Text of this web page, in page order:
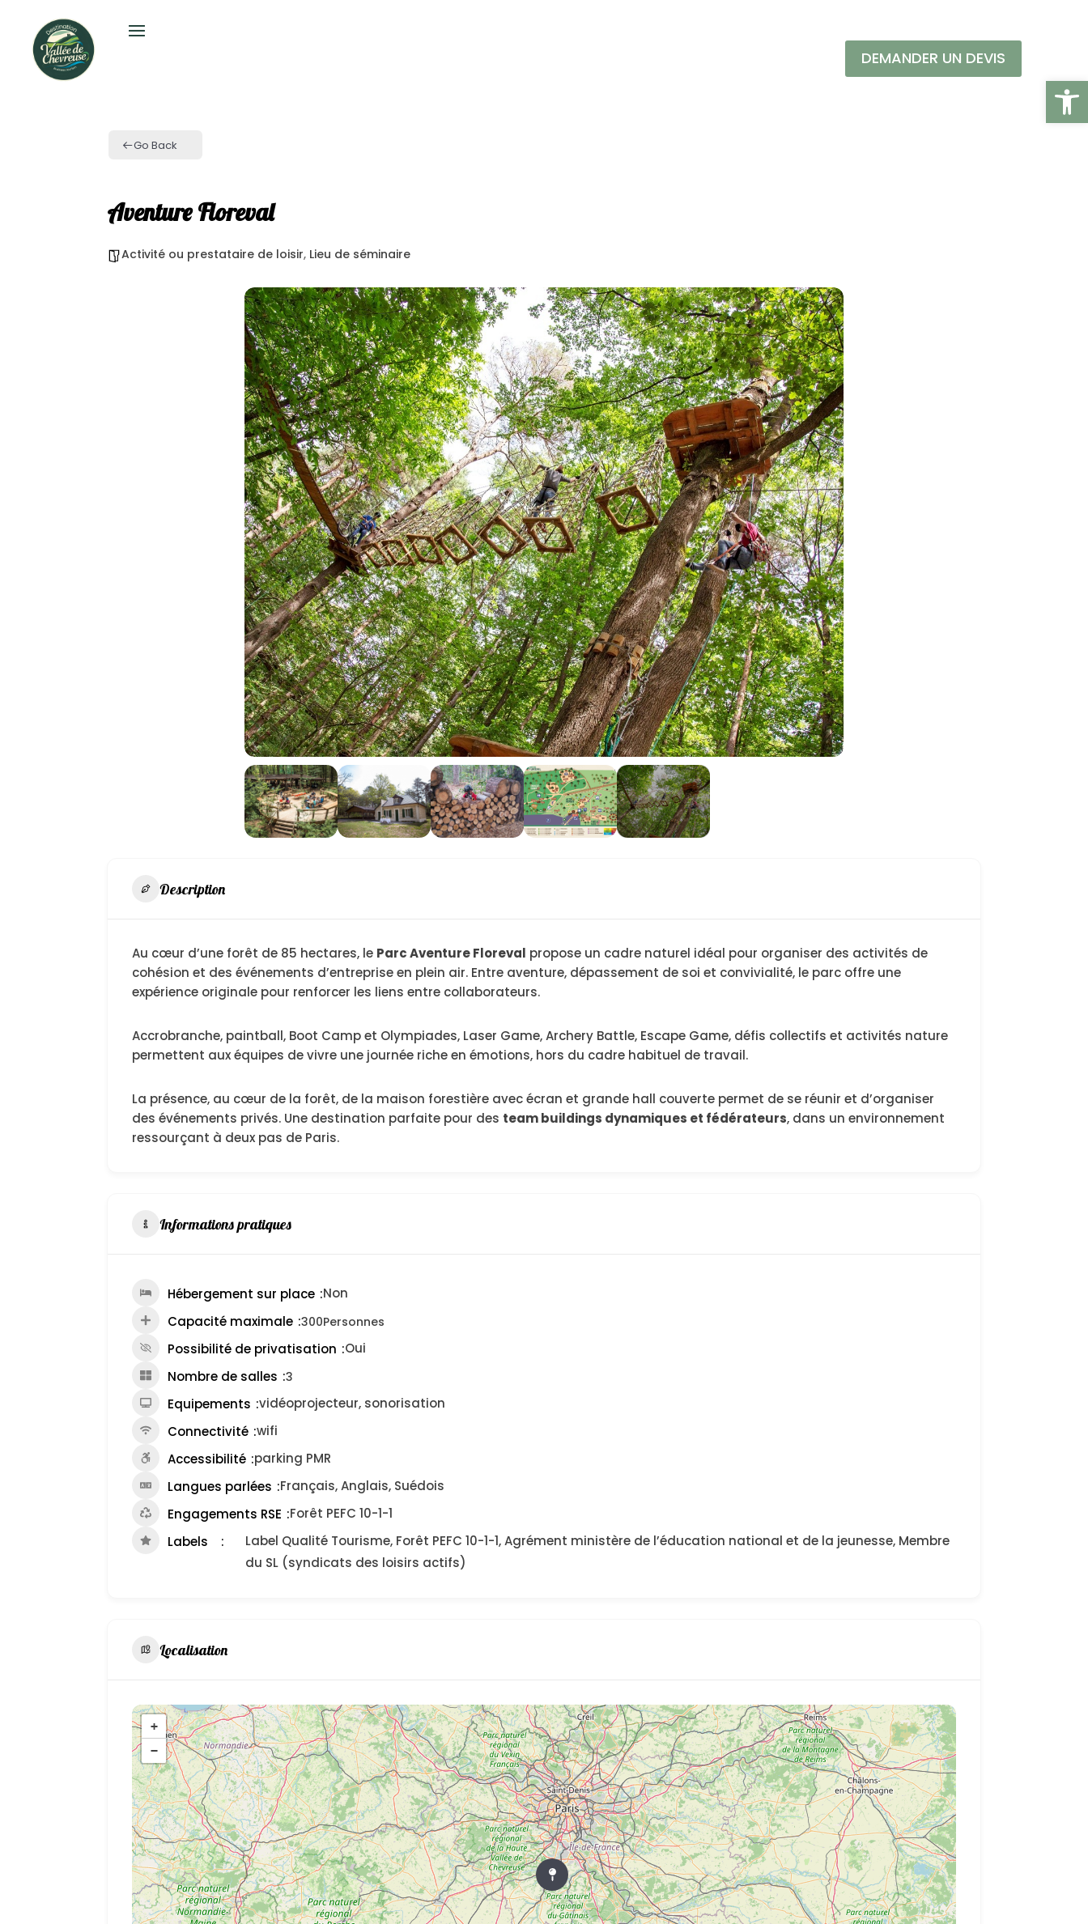
Ouvrir
DEMANDER UN DEVIS
Go Back
Aventure Floreval
Activité ou prestataire de loisir, Lieu de séminaire
Description
Au cœur d’une forêt de 85 hectares, le Parc Aventure Floreval propose un cadre naturel idéal pour organiser des activités de
cohésion et des événements d’entreprise en plein air. Entre aventure, dépassement de soi et convivialité, le parc offre une
expérience originale pour renforcer les liens entre collaborateurs.
Accrobranche, paintball, Boot Camp et Olympiades, Laser Game, Archery Battle, Escape Game, défis collectifs et activités nature
permettent aux équipes de vivre une journée riche en émotions, hors du cadre habituel de travail.
La présence, au cœur de la forêt, de la maison forestière avec écran et grande hall couverte permet de se réunir et d’organiser
des événements privés. Une destination parfaite pour des team buildings dynamiques et fédérateurs, dans un environnement
ressourçant à deux pas de Paris.
Informations pratiques
Hébergement sur place Non
Capacité maximale 300Personnes
Possibilité de privatisation Oui
Nombre de salles 3
Equipements vidéoprojecteur, sonorisation
Connectivité wifi
Accessibilité parking PMR
Langues parlées Français, Anglais, Suédois
Engagements RSE Forêt PEFC 10-1-1
Labels
Label Qualité Tourisme, Forêt PEFC 10-1-1, Agrément ministère de l’éducation national et de la jeunesse, Membre
du SL (syndicats des loisirs actifs)
Localisation
+
−